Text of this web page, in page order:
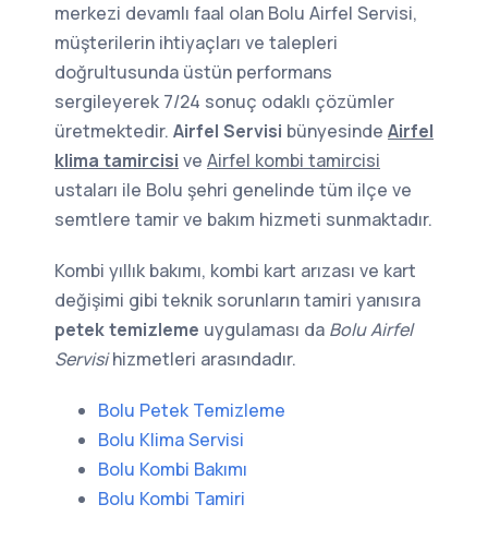
merkezi devamlı faal olan Bolu Airfel Servisi,
müşterilerin ihtiyaçları ve talepleri
doğrultusunda üstün performans
sergileyerek 7/24 sonuç odaklı çözümler
üretmektedir. Airfel Servisi bünyesinde Airfel
klima tamircisi ve Airfel kombi tamircisi
ustaları ile Bolu şehri genelinde tüm ilçe ve
semtlere tamir ve bakım hizmeti sunmaktadır.
Kombi yıllık bakımı, kombi kart arızası ve kart
değişimi gibi teknik sorunların tamiri yanısıra
petek temizleme uygulaması da Bolu Airfel
Servisihizmetleri arasındadır.
Bolu Petek Temizleme
Bolu Klima Servisi
Bolu Kombi Bakımı
Bolu Kombi Tamiri